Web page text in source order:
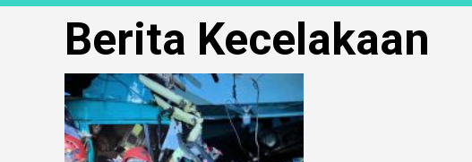
Berita Kecelakaan